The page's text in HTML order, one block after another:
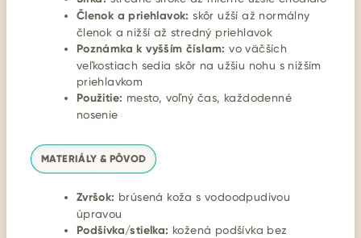
Členok a priehlavok: skôr užší až normálny
členok a nižší až stredný priehlavok
Poznámka k vyšším číslam: vo väčších
veľkostiach sedia skôr na užšiu nohu s nižším
priehlavkom
Použitie: mesto, voľný čas, každodenné
nosenie
MATERIÁLY & PÔVOD
Zvršok: brúsená koža s vodoodpudivou
úpravou
Podšívka/stielka: kožená podšívka bez